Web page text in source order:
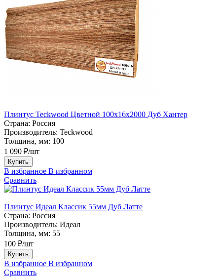
Плинтус Teckwood Цветной 100x16х2000 Дуб Хантер
Страна: Россия
Производитель: Teckwood
Толщина, мм: 100
1 090 ₽/шт
Купить
В избранное В избранном
Сравнить
Плинтус Идеал Классик 55мм Дуб Латте
Страна: Россия
Производитель: Идеал
Толщина, мм: 55
100 ₽/шт
Купить
В избранное В избранном
Сравнить